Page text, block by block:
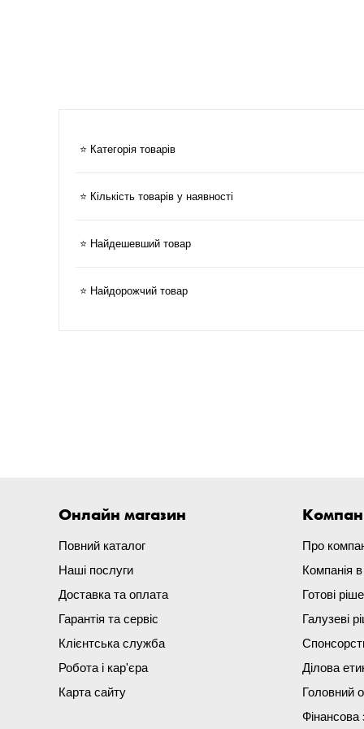
⭐ Категорія товарів
⭐ Кількість товарів у наявності
⭐ Найдешевший товар
⭐ Найдорожчий товар
Онлайн магазин
Повний каталог
Наші послуги
Доставка та оплата
Гарантія та сервіс
Клієнтська служба
Робота і кар'єра
Карта сайту
Про
Компанія
Готові
Галузеві
Ділова
Головний
Фінансова